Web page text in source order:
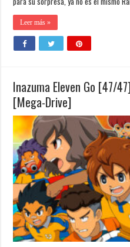
Leer más »
Inazuma Eleven Go [47/
[Mega-Drive]